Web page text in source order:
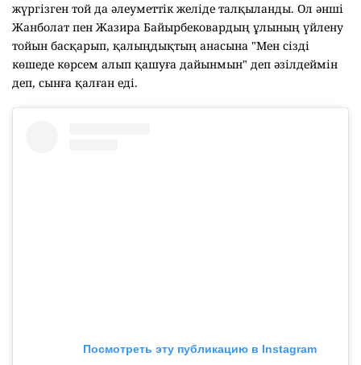
жүргізген той да әлеуметтік желіде талқыланды. Ол әнші
Жанболат пен Жазира Байырбековардың ұлының үйлену
тойын басқарып, қалыңдықтың анасына "Мен сізді
көшеде көрсем алып қашуға дайынмын" деп әзілдеймін
деп, сынға қалған еді.
Посмотреть эту публикацию в Instagram